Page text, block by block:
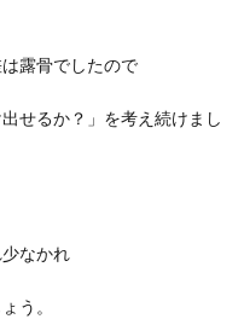
露骨でしたので
せるか？」を考え続けまし
なかれ
う。